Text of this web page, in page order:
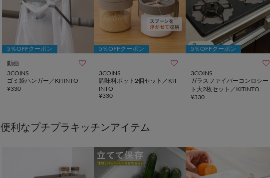
5％OFFクーポン
動画 
3COINS
ゴミ袋ハンガー／KITINTO
¥330
5％OFFクーポン

3COINS
調味料ポット2個セット／KIT
INTO
¥330
5％OFFクーポン

3COINS
ガラスファイバーコンロシー
ト大2枚セット／KITINTO
¥330
便利なプチプラキッチンアイテム